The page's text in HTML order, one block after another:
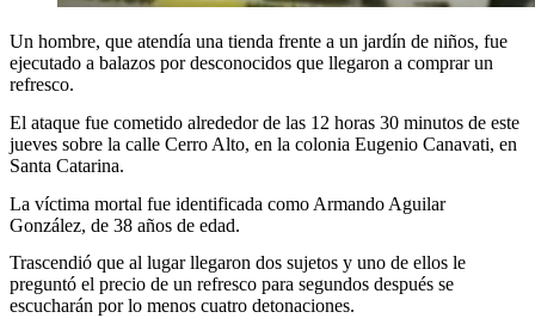
Un hombre, que atendía una tienda frente a un jardín de niños, fue
ejecutado a balazos por desconocidos que llegaron a comprar un
refresco.
El ataque fue cometido alrededor de las 12 horas 30 minutos de este
jueves sobre la calle Cerro Alto, en la colonia Eugenio Canavati, en
Santa Catarina.
La víctima mortal fue identificada como Armando Aguilar
González, de 38 años de edad.
Trascendió que al lugar llegaron dos sujetos y uno de ellos le
preguntó el precio de un refresco para segundos después se
escucharán por lo menos cuatro detonaciones.